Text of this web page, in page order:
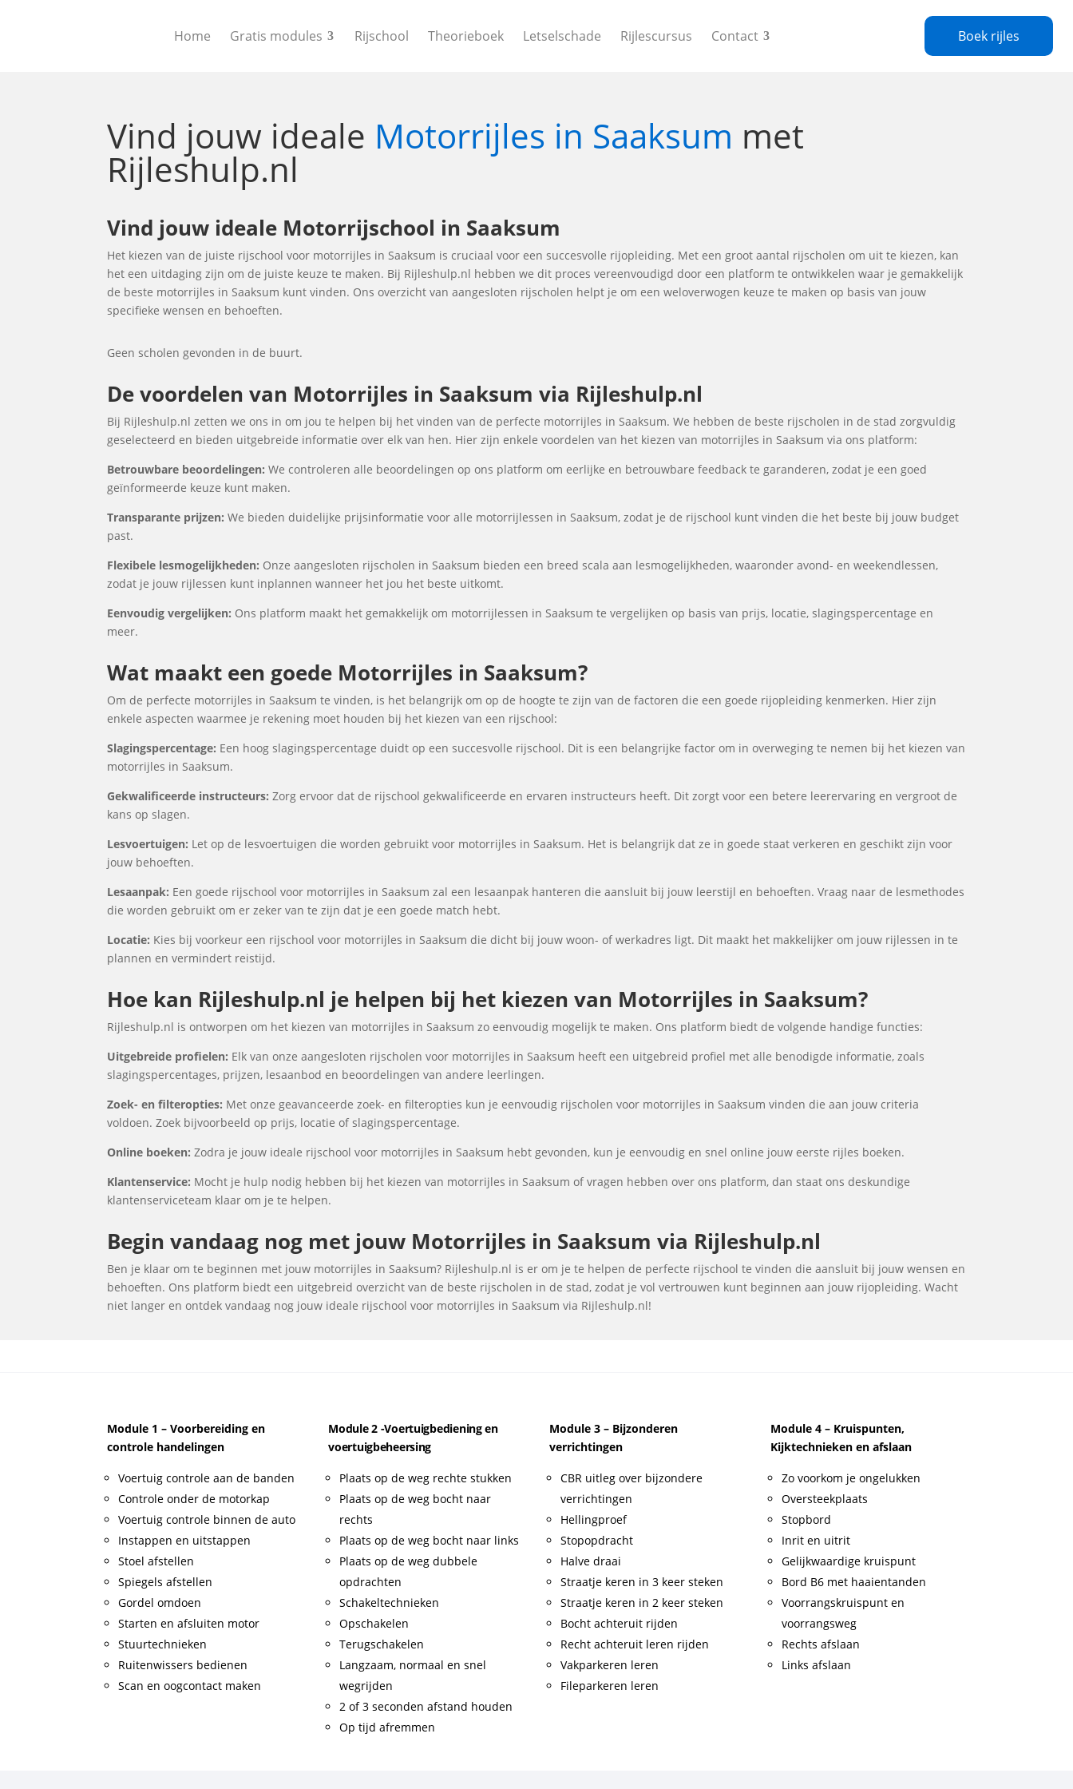
Home Gratis modules Rijschool Theorieboek Letselschade Rijlescursus Contact Boek rijles
Vind jouw ideale Motorrijles in Saaksum met
Rijleshulp.nl
Vind jouw ideale Motorrijschool in Saaksum
Het kiezen van de juiste rijschool voor motorrijles in Saaksum is cruciaal voor een succesvolle rijopleiding. Met een groot aantal rijscholen om uit te kiezen, kan
het een uitdaging zijn om de juiste keuze te maken. Bij Rijleshulp.nl hebben we dit proces vereenvoudigd door een platform te ontwikkelen waar je gemakkelijk
de beste motorrijles in Saaksum kunt vinden. Ons overzicht van aangesloten rijscholen helpt je om een weloverwogen keuze te maken op basis van jouw
specifieke wensen en behoeften.
Geen scholen gevonden in de buurt.
De voordelen van Motorrijles in Saaksum via Rijleshulp.nl
Bij Rijleshulp.nl zetten we ons in om jou te helpen bij het vinden van de perfecte motorrijles in Saaksum. We hebben de beste rijscholen in de stad zorgvuldig
geselecteerd en bieden uitgebreide informatie over elk van hen. Hier zijn enkele voordelen van het kiezen van motorrijles in Saaksum via ons platform:
Betrouwbare beoordelingen: We controleren alle beoordelingen op ons platform om eerlijke en betrouwbare feedback te garanderen, zodat je een goed
geïnformeerde keuze kunt maken.
Transparante prijzen: We bieden duidelijke prijsinformatie voor alle motorrijlessen in Saaksum, zodat je de rijschool kunt vinden die het beste bij jouw budget
past.
Flexibele lesmogelijkheden: Onze aangesloten rijscholen in Saaksum bieden een breed scala aan lesmogelijkheden, waaronder avond- en weekendlessen,
zodat je jouw rijlessen kunt inplannen wanneer het jou het beste uitkomt.
Eenvoudig vergelijken: Ons platform maakt het gemakkelijk om motorrijlessen in Saaksum te vergelijken op basis van prijs, locatie, slagingspercentage en
meer.
Wat maakt een goede Motorrijles in Saaksum?
Om de perfecte motorrijles in Saaksum te vinden, is het belangrijk om op de hoogte te zijn van de factoren die een goede rijopleiding kenmerken. Hier zijn
enkele aspecten waarmee je rekening moet houden bij het kiezen van een rijschool:
Slagingspercentage: Een hoog slagingspercentage duidt op een succesvolle rijschool. Dit is een belangrijke factor om in overweging te nemen bij het kiezen van
motorrijles in Saaksum.
Gekwalificeerde instructeurs: Zorg ervoor dat de rijschool gekwalificeerde en ervaren instructeurs heeft. Dit zorgt voor een betere leerervaring en vergroot de
kans op slagen.
Lesvoertuigen: Let op de lesvoertuigen die worden gebruikt voor motorrijles in Saaksum. Het is belangrijk dat ze in goede staat verkeren en geschikt zijn voor
jouw behoeften.
Lesaanpak: Een goede rijschool voor motorrijles in Saaksum zal een lesaanpak hanteren die aansluit bij jouw leerstijl en behoeften. Vraag naar de lesmethodes
die worden gebruikt om er zeker van te zijn dat je een goede match hebt.
Locatie: Kies bij voorkeur een rijschool voor motorrijles in Saaksum die dicht bij jouw woon- of werkadres ligt. Dit maakt het makkelijker om jouw rijlessen in te
plannen en vermindert reistijd.
Hoe kan Rijleshulp.nl je helpen bij het kiezen van Motorrijles in Saaksum?
Rijleshulp.nl is ontworpen om het kiezen van motorrijles in Saaksum zo eenvoudig mogelijk te maken. Ons platform biedt de volgende handige functies:
Uitgebreide profielen: Elk van onze aangesloten rijscholen voor motorrijles in Saaksum heeft een uitgebreid profiel met alle benodigde informatie, zoals
slagingspercentages, prijzen, lesaanbod en beoordelingen van andere leerlingen.
Zoek- en filteropties: Met onze geavanceerde zoek- en filteropties kun je eenvoudig rijscholen voor motorrijles in Saaksum vinden die aan jouw criteria
voldoen. Zoek bijvoorbeeld op prijs, locatie of slagingspercentage.
Online boeken: Zodra je jouw ideale rijschool voor motorrijles in Saaksum hebt gevonden, kun je eenvoudig en snel online jouw eerste rijles boeken.
Klantenservice: Mocht je hulp nodig hebben bij het kiezen van motorrijles in Saaksum of vragen hebben over ons platform, dan staat ons deskundige
klantenserviceteam klaar om je te helpen.
Begin vandaag nog met jouw Motorrijles in Saaksum via Rijleshulp.nl
Ben je klaar om te beginnen met jouw motorrijles in Saaksum? Rijleshulp.nl is er om je te helpen de perfecte rijschool te vinden die aansluit bij jouw wensen en
behoeften. Ons platform biedt een uitgebreid overzicht van de beste rijscholen in de stad, zodat je vol vertrouwen kunt beginnen aan jouw rijopleiding. Wacht
niet langer en ontdek vandaag nog jouw ideale rijschool voor motorrijles in Saaksum via Rijleshulp.nl!
Module 1 – Voorbereiding en
controle handelingen
Voertuig controle aan de banden
Controle onder de motorkap
Voertuig controle binnen de auto
Instappen en uitstappen
Stoel afstellen
Spiegels afstellen
Gordel omdoen
Starten en afsluiten motor
Stuurtechnieken
Ruitenwissers bedienen
Scan en oogcontact maken
Module 2 -Voertuigbediening en
voertuigbeheersing
Plaats op de weg rechte stukken
Plaats op de weg bocht naar
rechts
Plaats op de weg bocht naar links
Plaats op de weg dubbele
opdrachten
Schakeltechnieken
Opschakelen
Terugschakelen
Langzaam, normaal en snel
wegrijden
2 of 3 seconden afstand houden
Op tijd afremmen
Module 3 – Bijzonderen
verrichtingen
CBR uitleg over bijzondere
verrichtingen
Hellingproef
Stopopdracht
Halve draai
Straatje keren in 3 keer steken
Straatje keren in 2 keer steken
Bocht achteruit rijden
Recht achteruit leren rijden
Vakparkeren leren
Fileparkeren leren
Module 4 – Kruispunten,
Kijktechnieken en afslaan
Zo voorkom je ongelukken
Oversteekplaats
Stopbord
Inrit en uitrit
Gelijkwaardige kruispunt
Bord B6 met haaientanden
Voorrangskruispunt en
voorrangsweg
Rechts afslaan
Links afslaan